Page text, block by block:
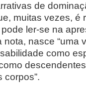
de
muitas vezes, é
ler-se na
nasce “uma
como
corpos”.